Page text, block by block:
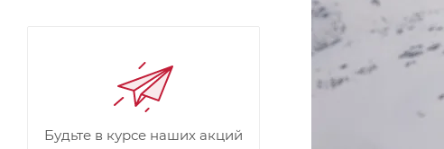
Будьте в курсе наших акций